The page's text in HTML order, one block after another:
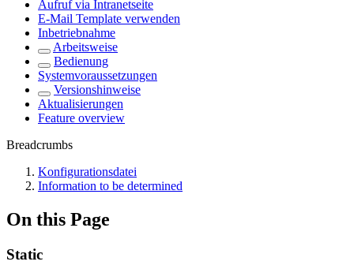
Aufruf via Intranetseite
E-Mail Template verwenden
Inbetriebnahme
Arbeitsweise
Bedienung
Systemvoraussetzungen
Versionshinweise
Aktualisierungen
Feature overview
Breadcrumbs
Konfigurationsdatei
Information to be determined
On this Page
Static